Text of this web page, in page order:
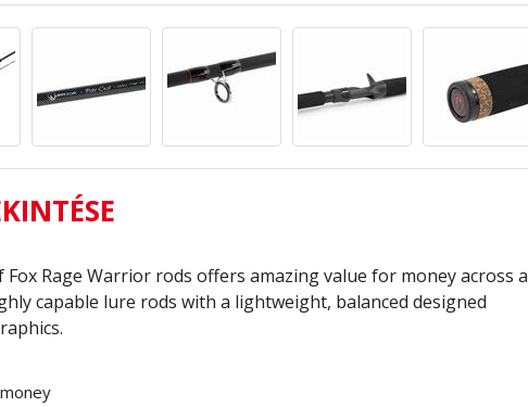
Rage Warrior rods offers amazing value for money across a
capable lure rods with a lightweight, balanced designed